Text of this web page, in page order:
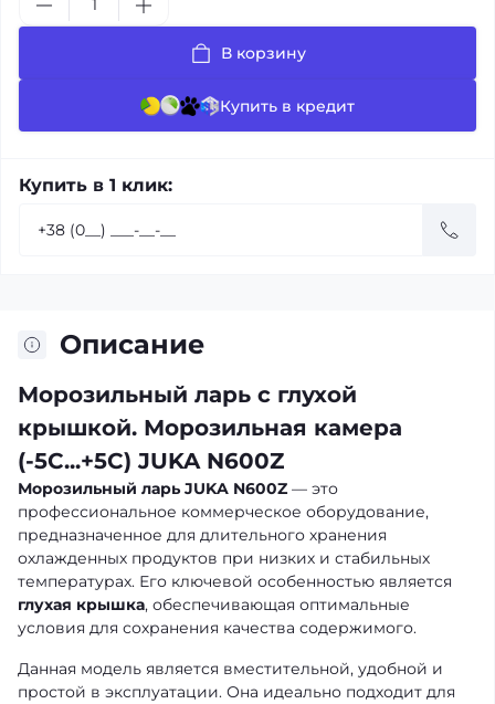
В корзину
Купить в кредит
Купить в 1 клик:
Описание
Морозильный ларь с глухой
крышкой. Морозильная камера
(-5С...+5С) JUKA N600Z
Морозильный ларь JUKA N600Z — это
профессиональное коммерческое оборудование,
предназначенное для длительного хранения
охлажденных продуктов при низких и стабильных
температурах. Его ключевой особенностью является
глухая крышка, обеспечивающая оптимальные
условия для сохранения качества содержимого.
Данная модель является вместительной, удобной и
простой в эксплуатации. Она идеально подходит для